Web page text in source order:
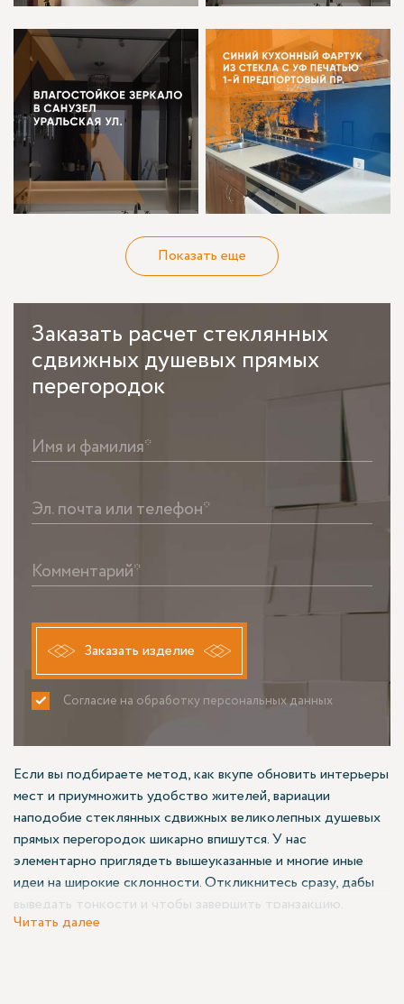
Показать еще
Заказать расчет стеклянных
сдвижных душевых прямых
перегородок
Имя и фамилия*
Эл. почта или телефон*
Комментарий*
Заказать изделие
Согласие на обработку персональных данных
ПРИНИМАЮ НЕ ПРИНИМАЮ
Если вы подбираете метод, как вкупе обновить интерьеры
мест и приумножить удобство жителей, вариации
наподобие стеклянных сдвижных великолепных душевых
прямых перегородок шикарно впишутся. У нас
элементарно приглядеть вышеуказанные и многие иные
идеи на широкие склонности. Откликнитесь сразу, дабы
выведать тонкости и чтобы завершить транзакцию.
Читать далее